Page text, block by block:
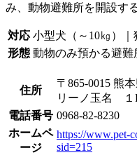
み、動物避難所を開設す
対応 小型犬（～10㎏）｜
形態 動物のみ預かる避難
住所
〒865-0015 熊
リーノ玉名 １
電話番号 0968-82-8230
ホームペ
ージ
https://www.pet-
sid=215